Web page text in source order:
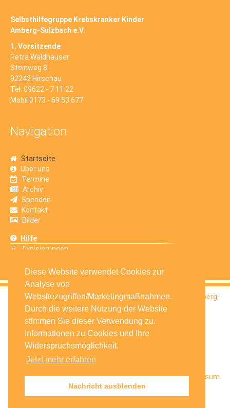
Diese Website verwendet Cookies zur
Analyse von
Websitezugriffen/Marketingmaßnahmen.
Durch die weitere Nutzung der Website
stimmen Sie dieser Verwendung zu.
Informationen zu Cookies und Ihre
Widerspruchsmöglichkeit.
Jetzt mehr erfahren
Nachricht ausblenden
Selbsthilfegruppe Krebskranker Kinder
Amberg-Sulzbach e.V.
1. Vorsitzende
Petra Waldhauser
Steinweg 8
92242 Hirschau
Tel. 09622 - 7 11 22
Mobil 0173 - 69 53 677
Navigation
Startseite
Über uns
Termine
Archiv
Spenden
Kontakt
Bilder
Hilfe
Typisierungen
© 2016Selbsthilfegruppe Krebskranker Kinder Amberg-
Sulzbach e.V.
Impressum
Datenschutz
Facebook
Startseite